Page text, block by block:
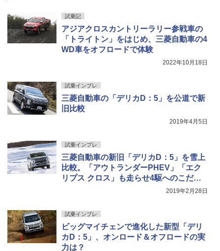
試乗記
アジアクロスカントリーラリー参戦車の
「トライトン」をはじめ、三菱自動車の4
WD車をオフロードで体験
2022年10月18日
試乗インプレ
三菱自動車の「デリカD：5」を公道で新
旧比較
2019年4月5日
試乗インプレ
三菱自動車の新旧「デリカD：5」を雪上
比較。「アウトランダーPHEV」「エク
リプス クロス」も走らせ4駆へのこだわ
2019年2月28日
試乗インプレ
ビッグマイチェンで進化した新型「デリ
カD：5」、オンロード＆オフロードの実
力は？